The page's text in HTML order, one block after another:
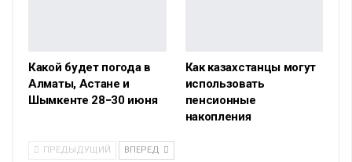
Какой будет погода в
Алматы, Астане и
Шымкенте 28−30 июня
Как казахстанцы могут
использовать
пенсионные
накопления
ПРЕДЫДУЩИЙ ВПЕРЕД